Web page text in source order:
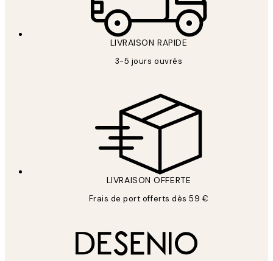
LIVRAISON RAPIDE
3-5 jours ouvrés
LIVRAISON OFFERTE
Frais de port offerts dès 59 €